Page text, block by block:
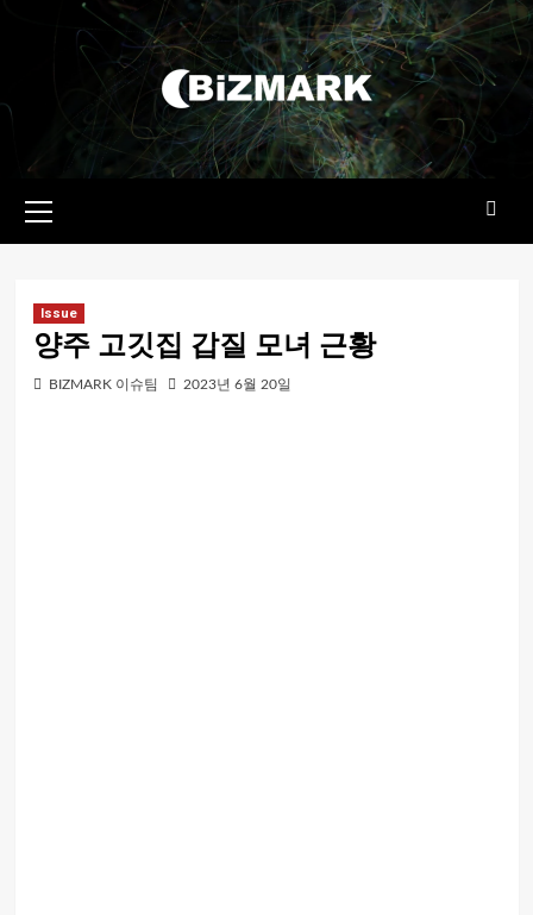
메뉴
Issue
양주 고깃집 갑질 모녀 근황
BIZMARK 이슈팀 2023년 6월 20일